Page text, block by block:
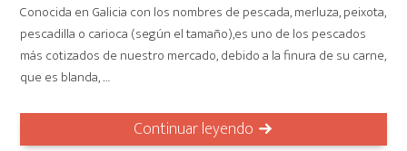
Conocida en Galicia con los nombres de pescada, merluza, peixota,
pescadilla o carioca (según el tamaño),es uno de los pescados
más cotizados de nuestro mercado, debido a la finura de su carne,
que es blanda, …
Continuar leyendo